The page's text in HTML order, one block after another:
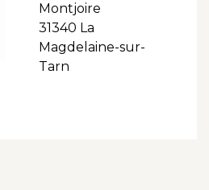
Montjoire
31340 La
Magdelaine-sur-
Tarn